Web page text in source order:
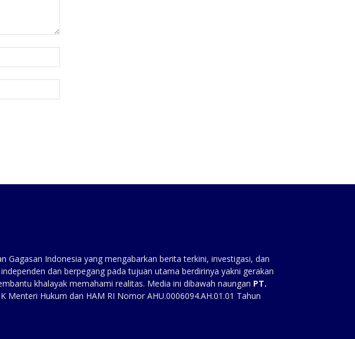
Gagasan Indonesia yang mengabarkan berita terkini, investigasi, dan
dan berpegang pada tujuan utama berdirinya yakni gerakan
khalayak memahami realitas. Media ini dibawah naungan PT.
Menteri Hukum dan HAM RI Nomor AHU.0006094.AH.01.01 Tahun